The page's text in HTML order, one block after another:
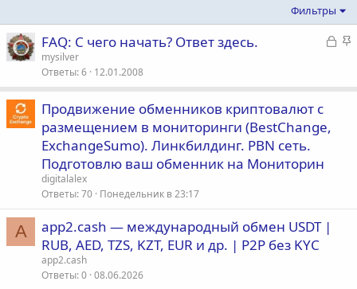
Фильтры
З
З
FAQ: С чего начать? Ответ здесь.
mysilver
Ответы 6 12.01.2008
Продвижение обменников криптовалют с
размещением в мониторинги (BestChange,
ExchangeSumo). Линкбилдинг. PBN сеть.
Подготовлю ваш обменник на Мониторин
digitalalex
Ответы 70 Понедельник в 23:17
A
app2.cash — международный обмен USDT |
RUB, AED, TZS, KZT, EUR и др. | P2P без KYC
app2.cash
Ответы 0 08.06.2026